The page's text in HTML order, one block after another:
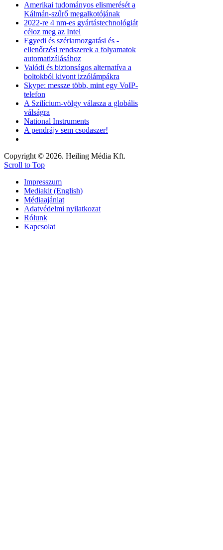
Amerikai tudományos elismerését a
Kálmán-szűrő megalkotójának
2022-re 4 nm-es gyártástechnológiát
céloz meg az Intel
Egyedi és szériamozgatási és -
ellenőrzési rendszerek a folyamatok
automatizálásához
Valódi és biztonságos alternatíva a
boltokból kivont izzólámpákra
Skype: messze több, mint egy VoIP-
telefon
A Szilícium-völgy válasza a globális
válságra
National Instruments
A pendrájv sem csodaszer!
Copyright © 2026. Heiling Média Kft.
Scroll to Top
Impresszum
Mediakit (English)
Médiaajánlat
Adatvédelmi nyilatkozat
Rólunk
Kapcsolat